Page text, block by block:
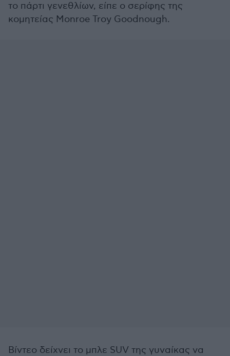
το πάρτι γενεθλίων, είπε ο σερίφης της
κομητείας Monroe Troy Goodnough.
Βίντεο δείχνει το μπλε SUV της γυναίκας να